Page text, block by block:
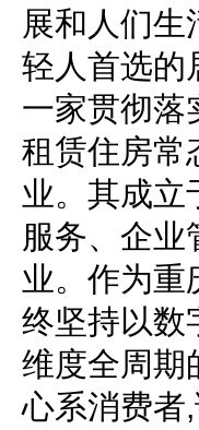
展和人们
轻人首选的
一家贯彻落
租赁住房常
业。其成立
服务、企业
业。作为重
终坚持以数
维度全周期
心系消费者